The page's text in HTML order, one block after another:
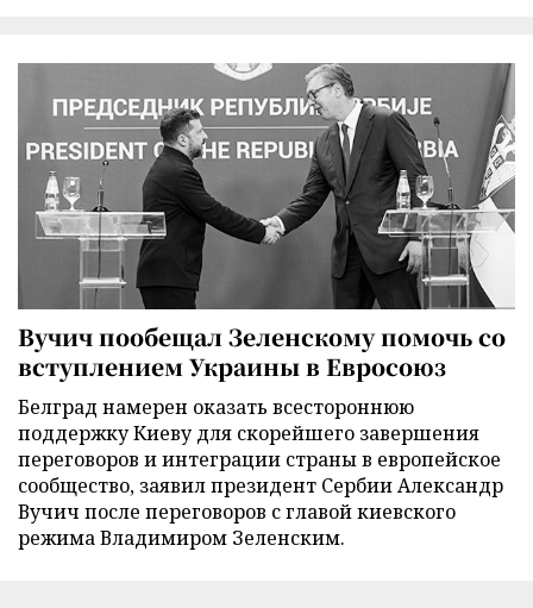
Вучич пообещал Зеленскому помочь со
вступлением Украины в Евросоюз
Белград намерен оказать всестороннюю
поддержку Киеву для скорейшего завершения
переговоров и интеграции страны в европейское
сообщество, заявил президент Сербии Александр
Вучич после переговоров с главой киевского
режима Владимиром Зеленским.